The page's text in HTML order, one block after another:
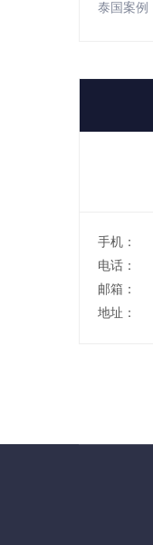
泰国案例
手机：
电话：
邮箱：
地址：